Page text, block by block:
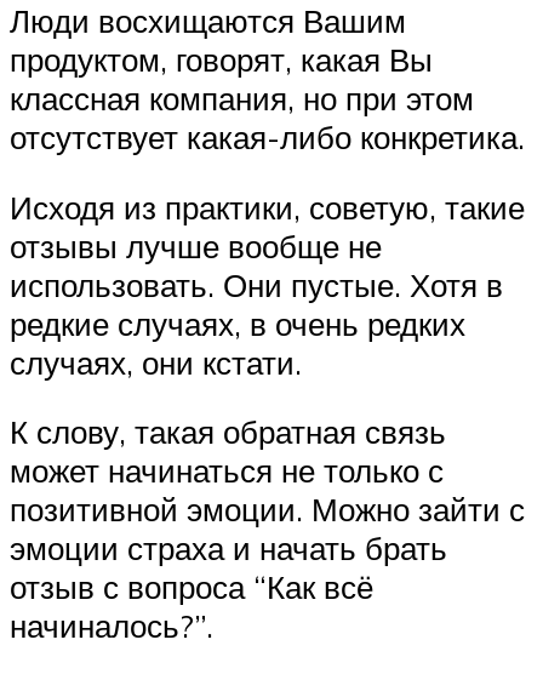
Люди восхищаются Вашим
продуктом, говорят, какая Вы
классная компания, но при этом
отсутствует какая-либо конкретика.
Исходя из практики, советую, такие
отзывы лучше вообще не
использовать. Они пустые. Хотя в
редкие случаях, в очень редких
случаях, они кстати.
К слову, такая обратная связь
может начинаться не только с
позитивной эмоции. Можно зайти с
эмоции страха и начать брать
отзыв с вопроса “Как всё
начиналось?”.